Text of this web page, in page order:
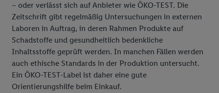
– oder verlässt sich auf Anbieter wie ÖKO-TEST. Die
Zeitschrift gibt regelmäßig Untersuchungen in externen
Laboren in Auftrag, in deren Rahmen Produkte auf
Schadstoffe und gesundheitlich bedenkliche
Inhaltsstoffe geprüft werden. In manchen Fällen werden
auch ethische Standards in der Produktion untersucht.
Ein ÖKO-TEST-Label ist daher eine gute
Orientierungshilfe beim Einkauf.